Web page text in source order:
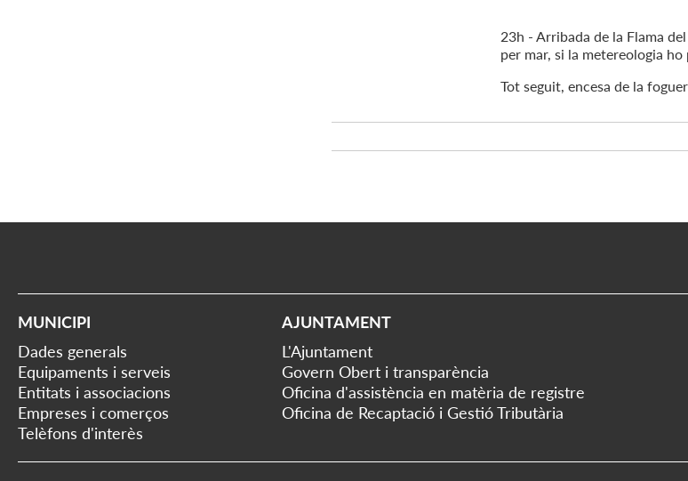
23h - Arribada de la Flama
per mar, si la metereologia
Tot seguit, encesa de la
MUNICIPI
Dades generals
Equipaments i serveis
Entitats i associacions
Empreses i comerços
Telèfons d'interès
AJUNTAMENT
L'Ajuntament
Govern Obert i transparència
Oficina d'assistència en matèria de registre
Oficina de Recaptació i Gestió Tributària